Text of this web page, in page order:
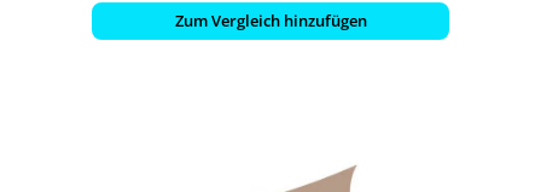
Zum Vergleich hinzufügen